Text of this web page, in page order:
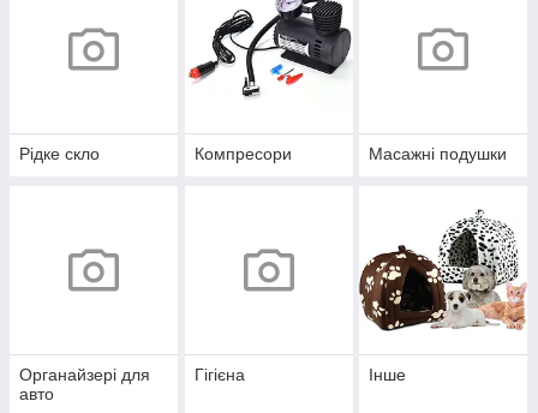
Рідке скло Компресори Масажні подушки
Органайзері для
авто
Гігієна Інше